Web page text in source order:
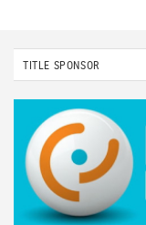
TITLE SPONSOR